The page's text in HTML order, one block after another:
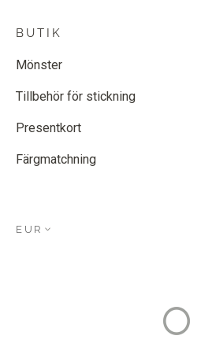
BUTIK
Mönster
Tillbehör för stickning
Presentkort
Färgmatchning
EUR